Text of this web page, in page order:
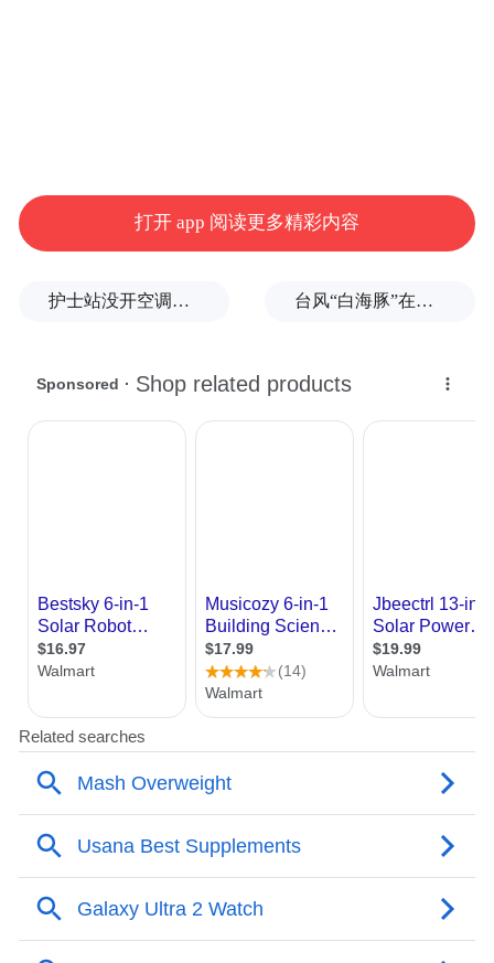
图：小小科学家在追觅宇宙展馆零距离感受前沿
科技
在智能汽车展区，小科学家们被“星空计划”
概念车深深吸引。现场揭秘的星空天享智能
座舱、固态电池、底盘架构三大核心技术，
更让孩子们直观感受到了前沿技术的硬核实
力。
打开 app 阅读更多精彩内容
护士站没开空调、全员向领导打招呼被表扬？上海一民营医院回应 台风“白海豚”在浙江乐清二次登陆